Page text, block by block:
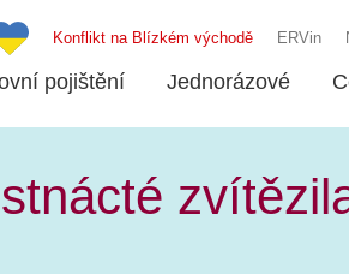
Konflikt na Blízkém východě ERVin
pojištění Jednorázové